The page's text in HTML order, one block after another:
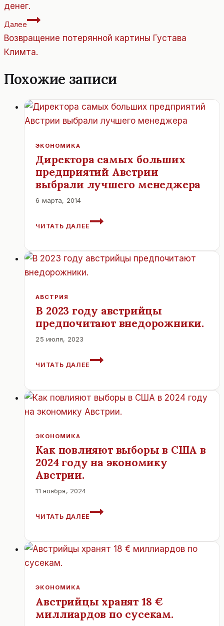
записям
денег.
Далее
Возвращение потерянной картины Густава
Климта.
Похожие записи
ЭКОНОМИКА
Директора самых больших
предприятий Австрии
выбрали лучшего менеджера
6 марта, 2014
ЧИТАТЬ ДАЛЕЕ
ДИРЕКТОРА
ПРЕДПРИЯТИЙ
АВСТРИИ
АВСТРИЯ
В 2023 году австрийцы
предпочитают внедорожники.
25 июля, 2023
ЧИТАТЬ ДАЛЕЕ
В
АВСТРИЙЦЫ
ПРЕДПОЧИТАЮТ
ВНЕДОРОЖНИКИ.
ЭКОНОМИКА
Как повлияют выборы в США в
2024 году на экономику
Австрии.
11 ноября, 2024
ЧИТАТЬ ДАЛЕЕ
КАК
В
США
ЭКОНОМИКУ
АВСТРИИ.
ЭКОНОМИКА
Австрийцы хранят 18 €
миллиардов по сусекам.